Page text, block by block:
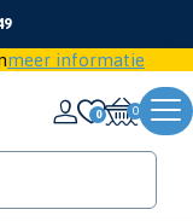
meer informatie
0